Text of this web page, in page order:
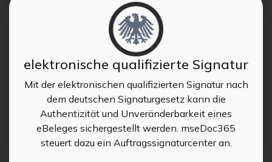
elektronische qualifizierte Signatur
Mit der elektronischen qualifizierten Signatur nach
dem deutschen Signaturgesetz kann die
Authentizität und Unveränderbarkeit eines
eBeleges sichergestellt werden. mseDoc365
steuert dazu ein Auftragssignaturcenter an.